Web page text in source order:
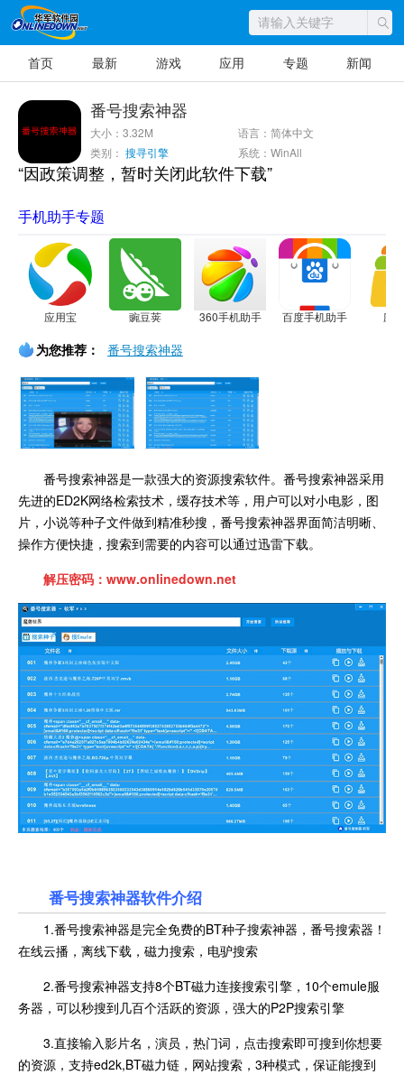
首页 最新 游戏 应用 专题 新闻
番号搜索神器
大小：3.32M
语言：简体中文
类别： 搜寻引擎 系统：WinAll
“因政策调整，暂时关闭此软件下载”
手机助手专题
应用宝 豌豆荚 360手机助手 百度手机助手 应
为您推荐： 番号搜索神器
番号搜索神器是一款强大的资源搜索软件。番号搜索神器采用
先进的ED2K网络检索技术，缓存技术等，用户可以对小电影，图
片，小说等种子文件做到精准秒搜，番号搜索神器界面简洁明晰、
操作方便快捷，搜索到需要的内容可以通过迅雷下载。
解压密码：www.onlinedown.net
番号搜索神器软件介绍
1.番号搜索神器是完全免费的BT种子搜索神器，番号搜索器！
在线云播，离线下载，磁力搜索，电驴搜索
2.番号搜索神器支持8个BT磁力连接搜索引擎，10个emule服
务器，可以秒搜到几百个活跃的资源，强大的P2P搜索引擎
3.直接输入影片名，演员，热门词，点击搜索即可搜到你想要
的资源，支持ed2k,BT磁力链，网站搜索，3种模式，保证能搜到